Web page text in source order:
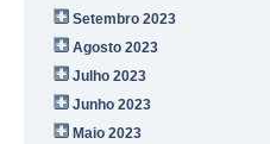
Setembro 2023
Agosto 2023
Julho 2023
Junho 2023
Maio 2023